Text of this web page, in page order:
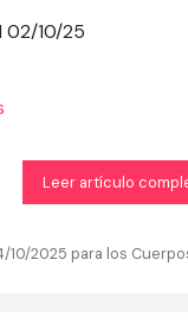
02/10/25
Leer artículo
2025 para los